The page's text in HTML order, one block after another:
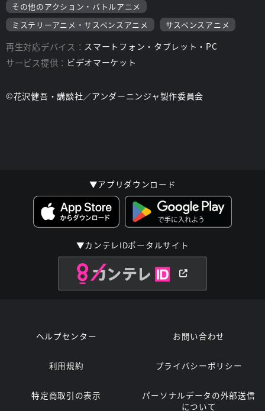
その他のアクション・バトルアニメ
ミステリーアニメ・サスペンスアニメ
サスペンスアニメ
再生対応デバイス： スマートフォン・タブレット・PC
サービス提供： ビデオマーケット
©花沢健吾・講談社／アンダーニンジャ製作委員会
▼アプリダウンロード
▼カンテレIDポータルサイト
ヘルプセンター お問い合わせ
利用規約 プライバシーポリシー
特定商取引の表示
パーソナルデータの外部送信
について